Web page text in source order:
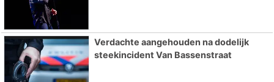
Verdachte aangehouden na dodelijk
steekincident Van Bassenstraat